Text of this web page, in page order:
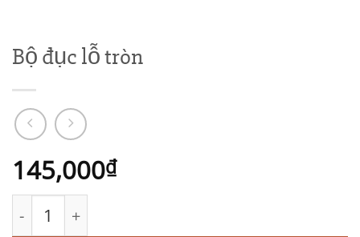
Bộ đục lỗ tròn
145,000₫
Bộ đục lỗ tròn số lượng